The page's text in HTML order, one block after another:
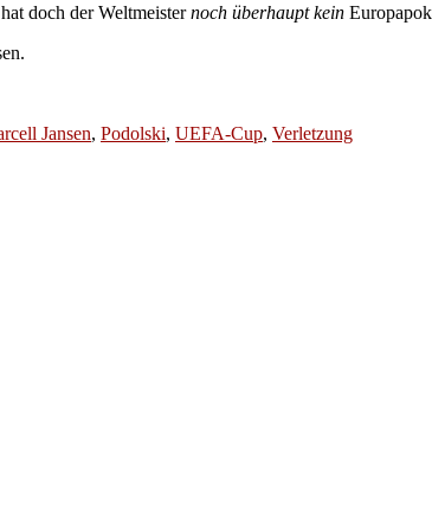
doch der Weltmeisternoch überhaupt kein
Jansen, Podolski, UEFA-Cup, Verletzung